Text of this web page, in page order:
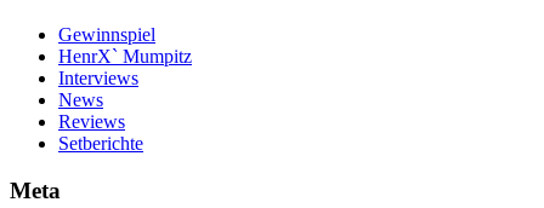
Gewinnspiel
HenrX` Mumpitz
Interviews
News
Reviews
Setberichte
Meta